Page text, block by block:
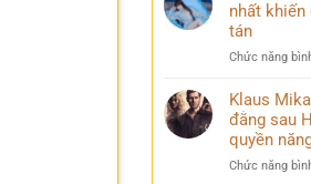
nhất khiến
tán
Chức năng
Klaus
đằng sau
quyền
Chức năng